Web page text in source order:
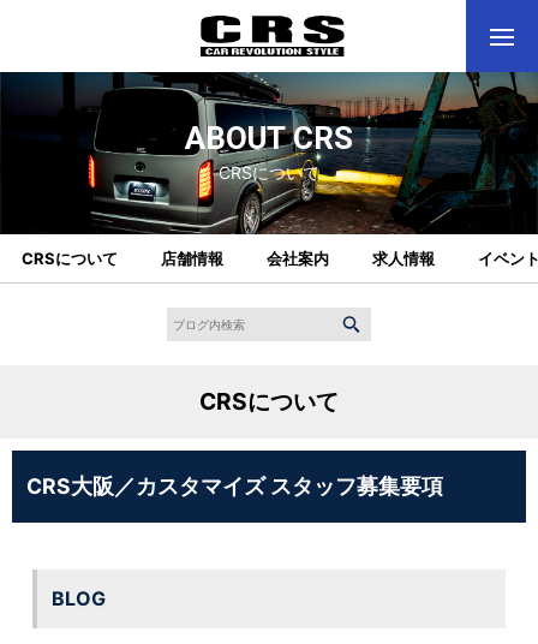
ABOUT CRS
CRSについて
CRSについて 店舗情報 会社案内 求人情報 イベン
CRSについて
CRS大阪／カスタマイズ スタッフ募集要項
BLOG